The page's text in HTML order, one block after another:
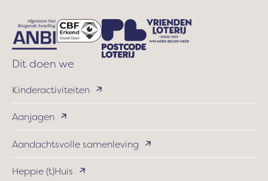
Dit doen we
Kinderactiviteiten
Aanjagen
Aandachtsvolle samenleving
Heppie (t)Huis